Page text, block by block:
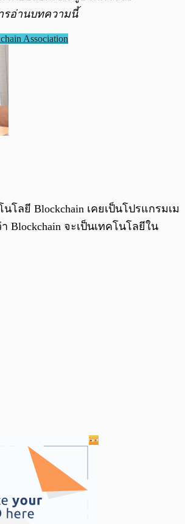
อ่านบทความนี้
Association
โลยี Blockchain เคยเป็นโปรแกรมเม
Blockchain จะเป็นเทคโนโลยีใน